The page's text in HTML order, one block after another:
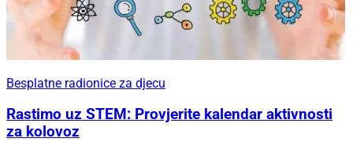
Besplatne radionice za djecu
Rastimo uz STEM: Provjerite kalendar aktivnosti
za kolovoz